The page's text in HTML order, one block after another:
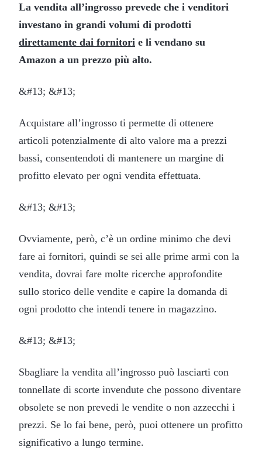
La vendita all’ingrosso prevede che i venditori
investano in grandi volumi di prodotti
direttamente dai fornitori e li vendano su
Amazon a un prezzo più alto.
&#13; &#13;
Acquistare all’ingrosso ti permette di ottenere
articoli potenzialmente di alto valore ma a prezzi
bassi, consentendoti di mantenere un margine di
profitto elevato per ogni vendita effettuata.
&#13; &#13;
Ovviamente, però, c’è un ordine minimo che devi
fare ai fornitori, quindi se sei alle prime armi con la
vendita, dovrai fare molte ricerche approfondite
sullo storico delle vendite e capire la domanda di
ogni prodotto che intendi tenere in magazzino.
&#13; &#13;
Sbagliare la vendita all’ingrosso può lasciarti con
tonnellate di scorte invendute che possono diventare
obsolete se non prevedi le vendite o non azzecchi i
prezzi. Se lo fai bene, però, puoi ottenere un profitto
significativo a lungo termine.